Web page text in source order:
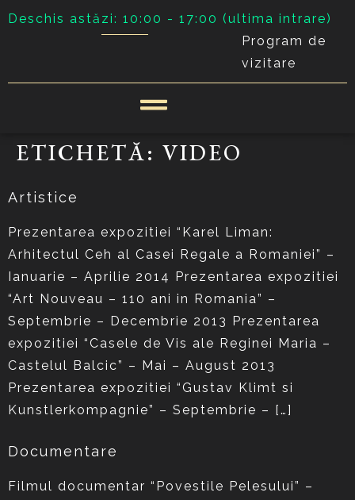
Deschis astăzi: 10:00 - 17:00 (ultima intrare)
Program de
vizitare
ETICHETĂ: VIDEO
Artistice
Prezentarea expozitiei “Karel Liman:
Arhitectul Ceh al Casei Regale a Romaniei” –
Ianuarie – Aprilie 2014 Prezentarea expozitiei
“Art Nouveau – 110 ani in Romania” –
Septembrie – Decembrie 2013 Prezentarea
expozitiei “Casele de Vis ale Reginei Maria –
Castelul Balcic” – Mai – August 2013
Prezentarea expozitiei “Gustav Klimt si
Kunstlerkompagnie” – Septembrie – […]
Documentare
Filmul documentar “Povestile Pelesului” –